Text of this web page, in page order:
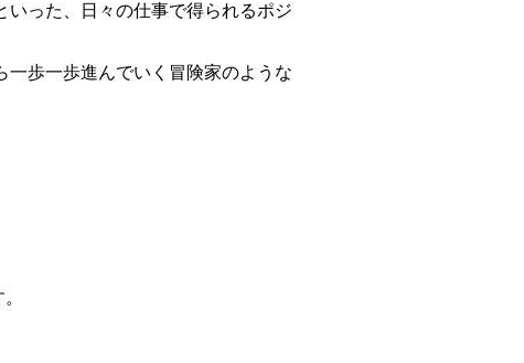
った、日々の仕事で得られるポジ
歩一歩進んでいく冒険家のような